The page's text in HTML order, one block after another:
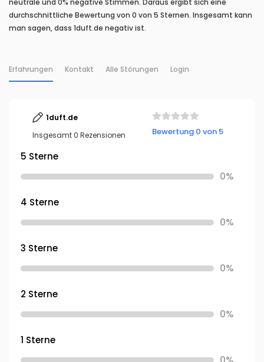
neutrale und 0% negative Stimmen. Daraus ergibt sich eine
durchschnittliche Bewertung von 0 von 5 Sternen. Insgesamt kann
man sagen, dass 1duft.de negativ ist.
Erfahrungen Kontakt Alle Störungen Login
1duft.de
Insgesamt 0 Rezensionen
Bewertung 0 von 5
5 Sterne
0%
4 Sterne
0%
3 Sterne
0%
2 Sterne
0%
1 Sterne